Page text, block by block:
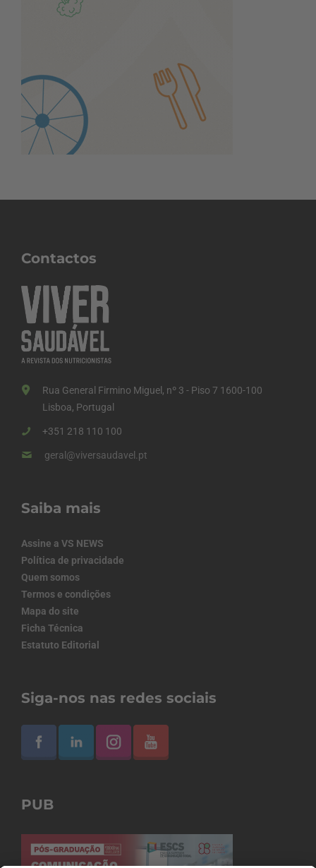
Contactos
Rua General Firmino Miguel, nº 3 - Piso 7 1600-100
Lisboa, Portugal
+351 218 110 100
geral@viversaudavel.pt
Saiba mais
Assine a VS NEWS
Política de privacidade
Quem somos
Termos e condições
Mapa do site
Ficha Técnica
Estatuto Editorial
Siga-nos nas redes sociais
PUB